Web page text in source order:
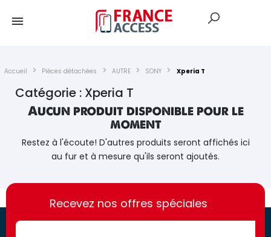
Accueil Pièces détachées AUTRE SONY Xperia T
Catégorie : Xperia T
Aucun produit disponible pour le
moment
Restez à l'écoute! D'autres produits seront affichés ici
au fur et à mesure qu'ils seront ajoutés.
https://france-
access.fr
https://france-
access.fr
Recevez nos offres spéciales